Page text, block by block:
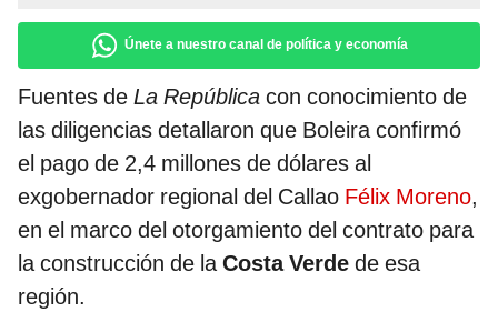
Únete a nuestro canal de política y economía
Fuentes de La República con conocimiento de
las diligencias detallaron que Boleira confirmó
el pago de 2,4 millones de dólares al
exgobernador regional del Callao Félix Moreno,
en el marco del otorgamiento del contrato para
la construcción de laCosta Verde de esa
región.